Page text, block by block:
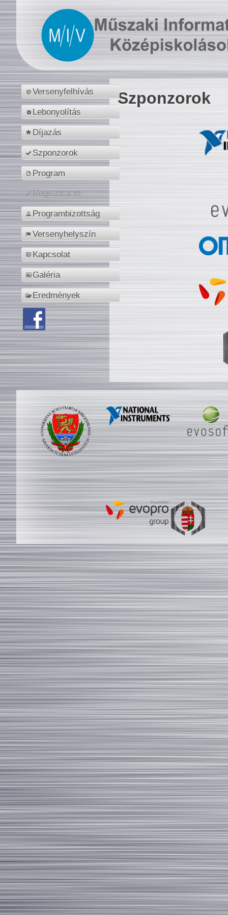
Versenyfelhívás
Lebonyolítás
Díjazás
Szponzorok
Program
Regisztráció
Programbizottság
Versenyhelyszín
Kapcsolat
Galéria
Eredmények
Szponzorok